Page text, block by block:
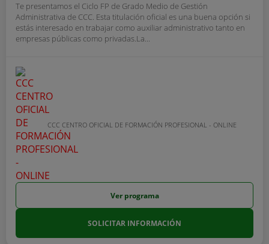
Te presentamos el Ciclo FP de Grado Medio de Gestión
Administrativa de CCC. Esta titulación oficial es una buena opción si
estás interesado en trabajar como auxiliar administrativo tanto en
empresas públicas como privadas.La...
CCC CENTRO OFICIAL DE FORMACIÓN PROFESIONAL - ONLINE
Ver programa
SOLICITAR INFORMACIÓN